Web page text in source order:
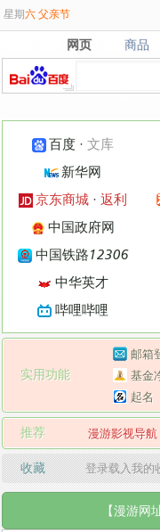
星期六 父亲节
网页
网页 商品
商品
百度 ·文库
新华网
京东商城 ·返利
中国政府网
中国铁路12306
中华英才
哔哩哔哩
实用功能
邮箱
基金
起名
推荐 漫游影视导航
收藏 登录载入我
【漫游网